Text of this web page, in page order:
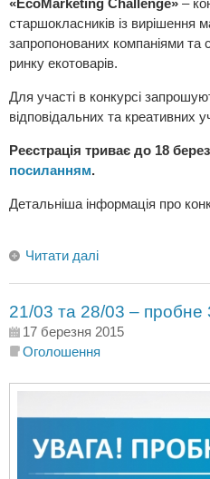
«EcoMarketing Challenge» –
старшокласників із вирiшення
запропонованих компаніями
ринку екотоварів.
Для участі в конкурсі
відповідальних та креативних
Реєстрація триває до 18
посиланням.
Детальніша інформація про
Читати далі
21/03 та 28/03 –
17 березня 2015
Оголошення